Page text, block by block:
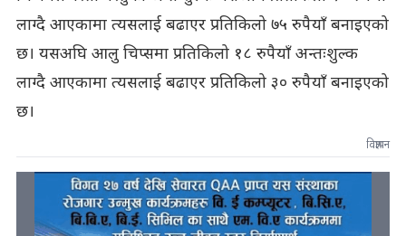
लाग्दै आएकामा त्यसलाई बढाएर प्रतिकिलो ७५ रुपैयाँ बनाइएको
छ। यसअघि आलु चिप्समा प्रतिकिलो १८ रुपैयाँ अन्तःशुल्क
लाग्दै आएकामा त्यसलाई बढाएर प्रतिकिलो ३० रुपैयाँ बनाइएको
छ।
विज्ञापन